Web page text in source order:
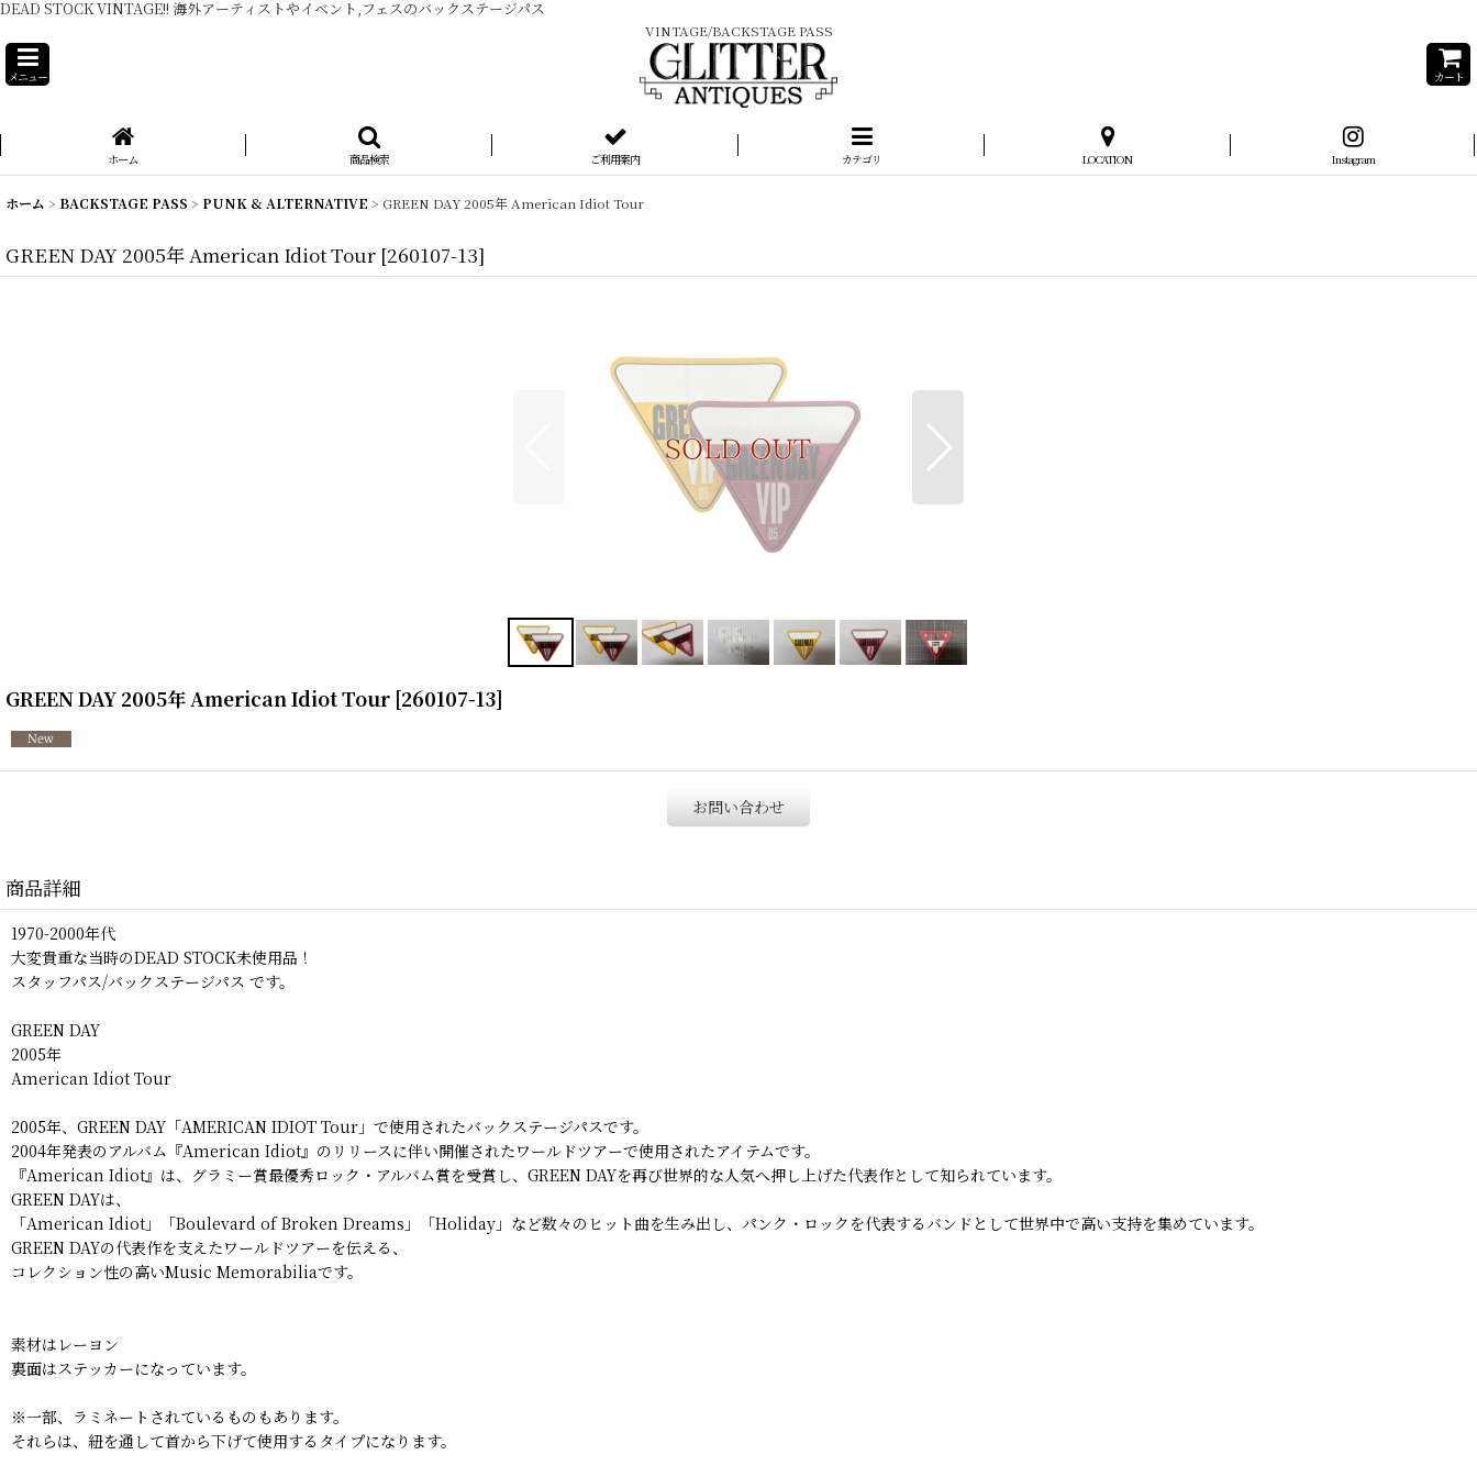
DEAD STOCK VINTAGE!! 海外アーティストやイベント,フェスのバックステージパス
VINTAGE/BACKSTAGE PASS
メニュー カート
ホーム 商品検索 ご利用案内 カテゴリ LOCATION Instagram
ホーム > BACKSTAGE PASS > PUNK & ALTERNATIVE > GREEN DAY 2005年 American Idiot Tour
GREEN DAY 2005年 American Idiot Tour [260107-13]
GREEN DAY 2005年 American Idiot Tour [260107-13]
お問い合わせ
商品詳細
1970-2000年代
大変貴重な当時のDEAD STOCK未使用品！
スタッフパス/バックステージパス です。
GREEN DAY
2005年
American Idiot Tour
2005年、GREEN DAY「AMERICAN IDIOT Tour」で使用されたバックステージパスです。
2004年発表のアルバム『American Idiot』のリリースに伴い開催されたワールドツアーで使用されたアイテムです。
『American Idiot』は、グラミー賞最優秀ロック・アルバム賞を受賞し、GREEN DAYを再び世界的な人気へ押し上げた代表作として知られています。
GREEN DAYは、
「American Idiot」「Boulevard of Broken Dreams」「Holiday」など数々のヒット曲を生み出し、パンク・ロックを代表するバンドとして世界中で高い支持を集めています。
GREEN DAYの代表作を支えたワールドツアーを伝える、
コレクション性の高いMusic Memorabiliaです。
素材はレーヨン
裏面はステッカーになっています。
※一部、ラミネートされているものもあります。
それらは、紐を通して首から下げて使用するタイプになります。